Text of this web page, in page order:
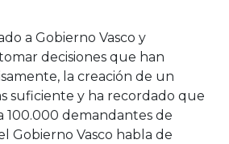
a Gobierno Vasco y
decisiones que han
la creación de un
suficiente y ha recordado que
100.000 demandantes de
Gobierno Vasco habla de